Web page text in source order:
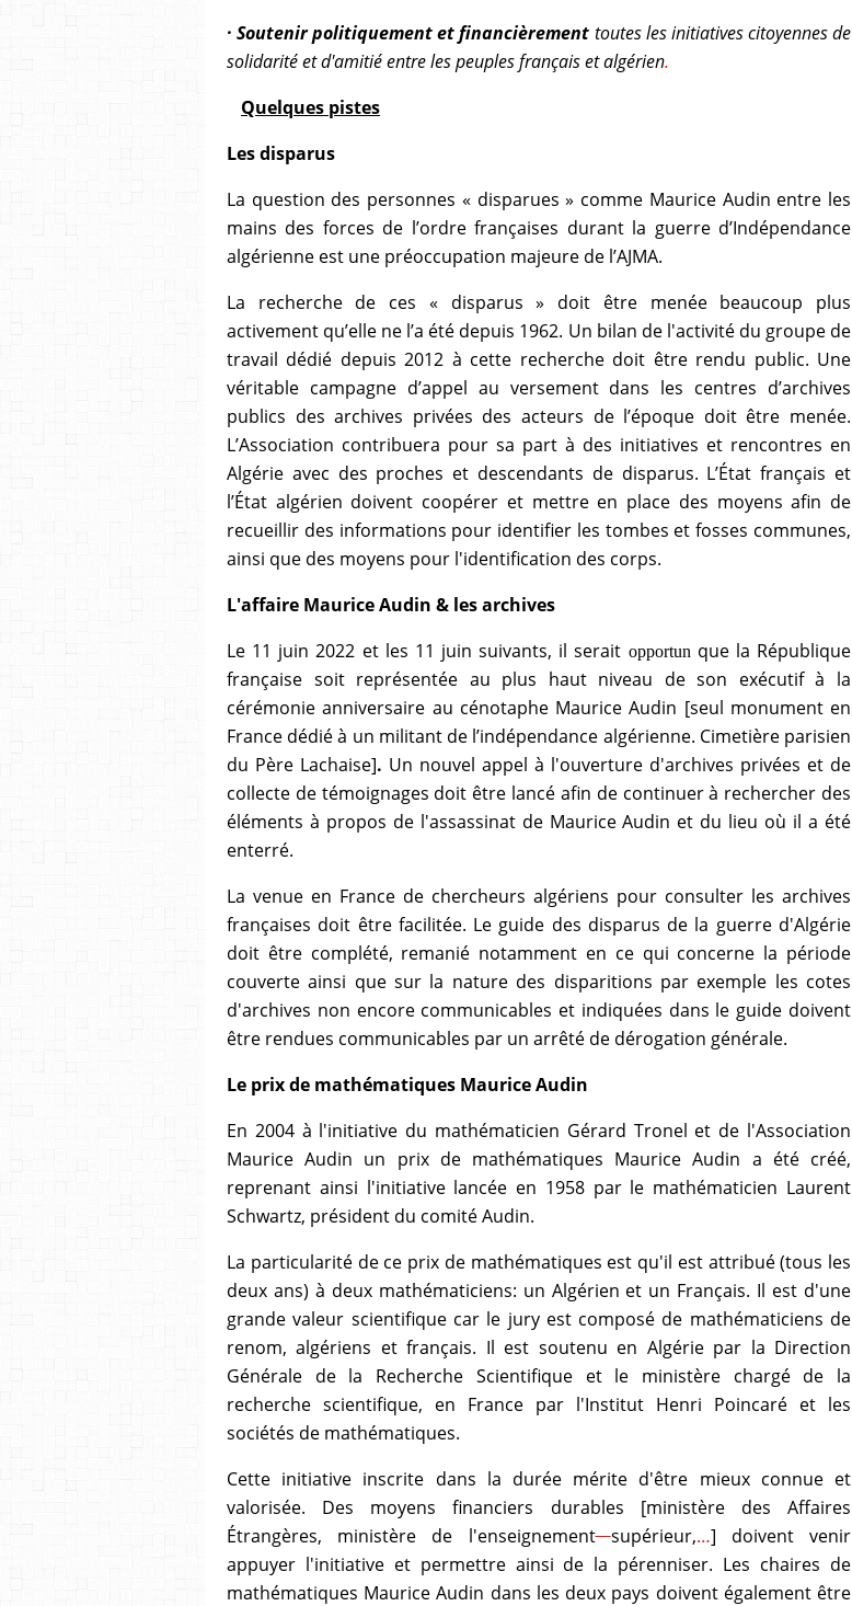
· Soutenir politiquement et financièrement toutes les initiatives citoyennes de
solidarité et d'amitié entre les peuples français et algérien.
Quelques pistes
Les disparus
La question des personnes « disparues » comme Maurice Audin entre les
mains des forces de l’ordre françaises durant la guerre d’Indépendance
algérienne est une préoccupation majeure de l’AJMA.
La recherche de ces « disparus » doit être menée beaucoup plus
activement qu’elle ne l’a été depuis 1962. Un bilan de l'activité du groupe de
travail dédié depuis 2012 à cette recherche doit être rendu public. Une
véritable campagne d’appel au versement dans les centres d’archives
publics des archives privées des acteurs de l’époque doit être menée.
L’Association contribuera pour sa part à des initiatives et rencontres en
Algérie avec des proches et descendants de disparus. L’État français et
l’État algérien doivent coopérer et mettre en place des moyens afin de
recueillir des informations pour identifier les tombes et fosses communes,
ainsi que des moyens pour l'identification des corps.
L'affaire Maurice Audin & les archives
Le 11 juin 2022 et les 11 juin suivants, il serait opportun que la République
française soit représentée au plus haut niveau de son exécutif à la
cérémonie anniversaire au cénotaphe Maurice Audin [seul monument en
France dédié à un militant de l’indépendance algérienne. Cimetière parisien
du Père Lachaise]. Un nouvel appel à l'ouverture d'archives privées et de
collecte de témoignages doit être lancé afin de continuer à rechercher des
éléments à propos de l'assassinat de Maurice Audin et du lieu où il a été
enterré.
La venue en France de chercheurs algériens pour consulter les archives
françaises doit être facilitée. Le guide des disparus de la guerre d'Algérie
doit être complété, remanié notamment en ce qui concerne la période
couverte ainsi que sur la nature des disparitions par exemple les cotes
d'archives non encore communicables et indiquées dans le guide doivent
être rendues communicables par un arrêté de dérogation générale.
Le prix de mathématiques Maurice Audin
En 2004 à l'initiative du mathématicien Gérard Tronel et de l'Association
Maurice Audin un prix de mathématiques Maurice Audin a été créé,
reprenant ainsi l'initiative lancée en 1958 par le mathématicien Laurent
Schwartz, président du comité Audin.
La particularité de ce prix de mathématiques est qu'il est attribué (tous les
deux ans) à deux mathématiciens: un Algérien et un Français. Il est d'une
grande valeur scientifique car le jury est composé de mathématiciens de
renom, algériens et français. Il est soutenu en Algérie par la Direction
Générale de la Recherche Scientifique et le ministère chargé de la
recherche scientifique, en France par l'Institut Henri Poincaré et les
sociétés de mathématiques.
Cette initiative inscrite dans la durée mérite d'être mieux connue et
valorisée. Des moyens financiers durables [ministère des Affaires
Étrangères, ministère de l'enseignement
supérieur,…] doivent venir
appuyer l'initiative et permettre ainsi de la pérenniser. Les chaires de
mathématiques Maurice Audin dans les deux pays doivent également être